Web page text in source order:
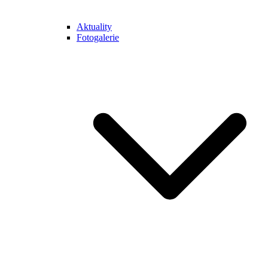
Aktuality
Fotogalerie